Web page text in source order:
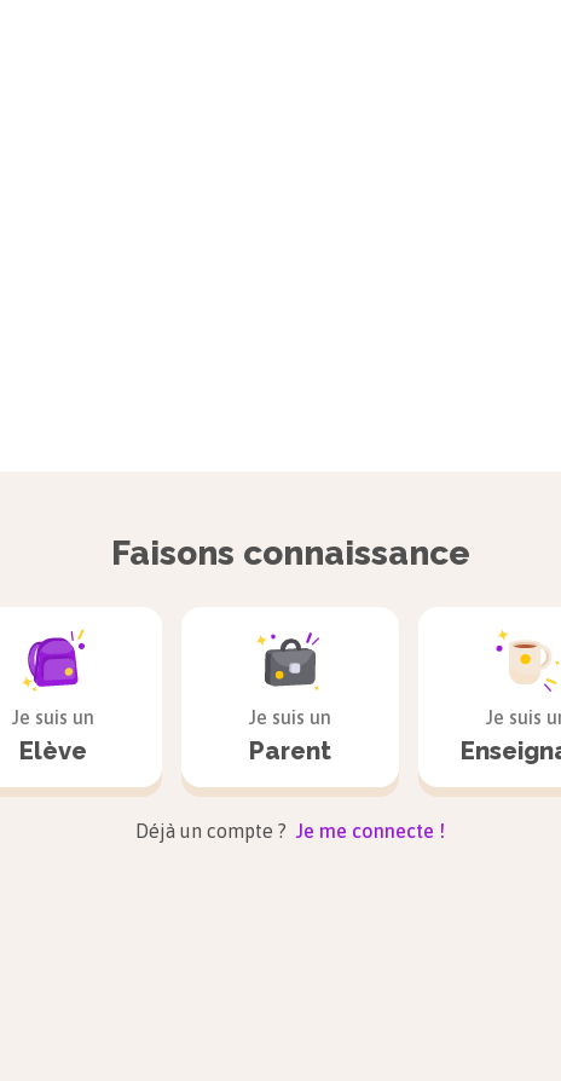
Faisons connaissance
Je suis un
Elève
Je suis un
Parent
Je suis
Déjà un compte ? Je me connecte !